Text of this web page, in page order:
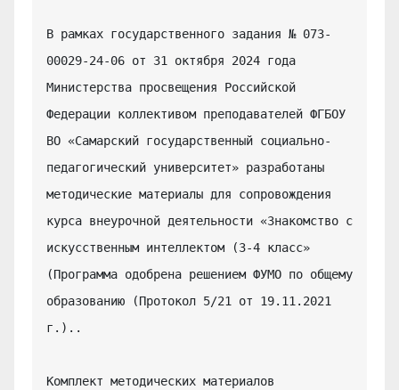
В рамках государственного задания № 073-
00029-24-06 от 31 октября 2024 года
Министерства просвещения Российской
Федерации коллективом преподавателей ФГБОУ
ВО «Самарский государственный социально-
педагогический университет» разработаны
методические материалы для сопровождения
курса внеурочной деятельности «Знакомство с
искусственным интеллектом (3-4 класс»
(Программа одобрена решением ФУМО по общему
образованию (Протокол 5/21 от 19.11.2021
г.)..
Комплект методических материалов